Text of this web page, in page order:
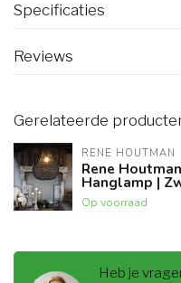
Specificaties
Reviews
Gerelateerde
RENE HOUTMAN
Rene
Hanglamp |
Op voorraad
Heb je